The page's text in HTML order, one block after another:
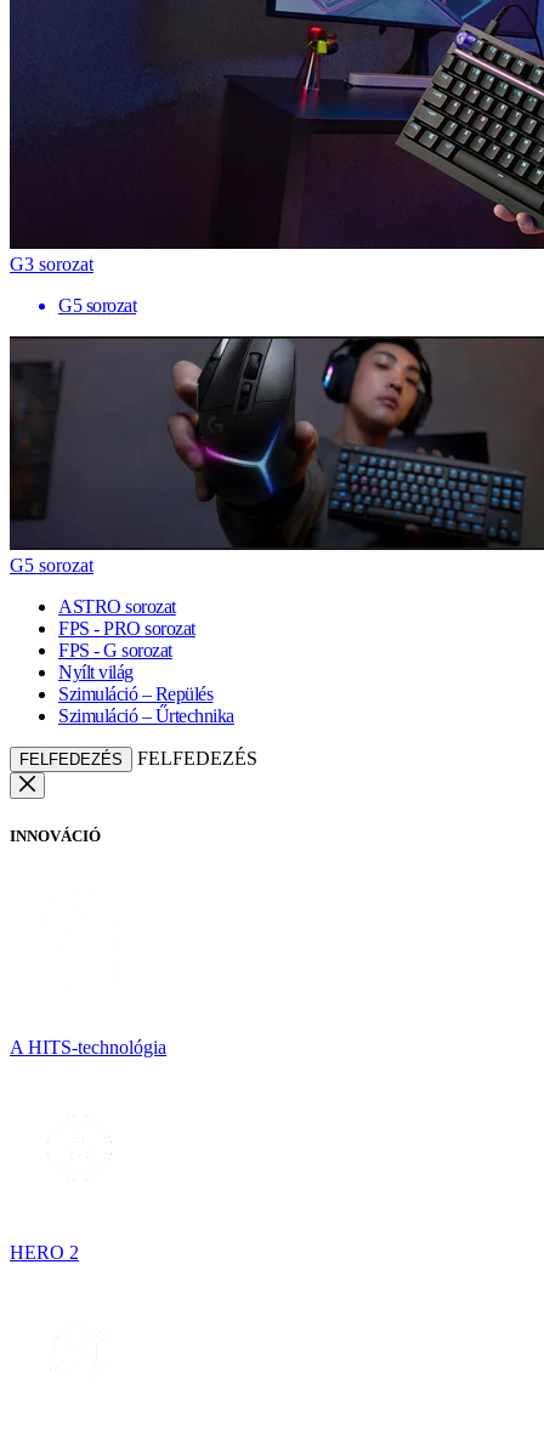
G3 sorozat
G5 sorozat
G5 sorozat
ASTRO sorozat
FPS - PRO sorozat
FPS - G sorozat
Nyílt világ
Szimuláció – Repülés
Szimuláció – Űrtechnika
FELFEDEZÉS FELFEDEZÉS
INNOVÁCIÓ
A HITS-technológia
HERO 2